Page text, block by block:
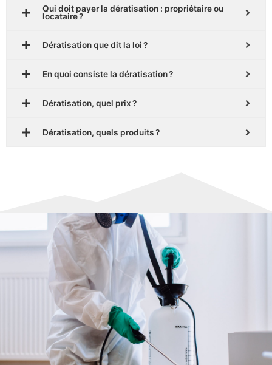
Qui doit payer la dératisation : propriétaire ou
locataire ?
Dératisation que dit la loi ?
En quoi consiste la dératisation ?
Dératisation, quel prix ?
Dératisation, quels produits ?